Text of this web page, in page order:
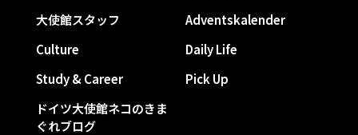
大使館スタッフ
Adventskalender
Culture
Daily Life
Study & Career
Pick Up
ドイツ大使館ネコのきま
ぐれブログ